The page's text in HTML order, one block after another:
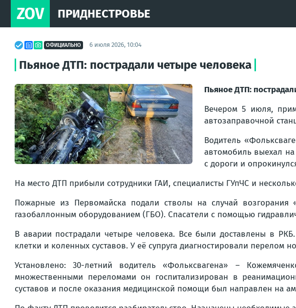
ZOV ПРИДНЕСТРОВЬЕ
ОФИЦИАЛЬНО 6 июля 2026, 10:04
Пьяное ДТП: пострадали четыре человека
Пьяное ДТП:
Вечером 5 июля,
автозаправочной
Водитель
автомобиль выехал на
с дороги и
На место ДТП прибыли сотрудники ГАИ, специалисты ГУпЧС и
Пожарные из Первомайска подали стволы на случай возгорания
газобаллонным оборудованием (ГБО). Спасатели с помощью
В аварии пострадали четыре человека. Все были доставлены в
клетки и коленных суставов. У её супруга диагностировали перелом
Установлено: 30-летний водитель «Фольксвагена» –
множественными переломами он госпитализирован в
суставов и после оказания медицинской помощи был направлен на